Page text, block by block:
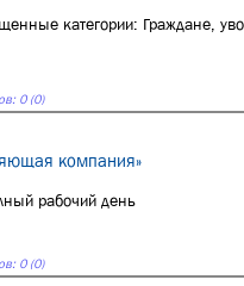
категории: Граждане,
0 (0)
компания»
рабочий день
0 (0)